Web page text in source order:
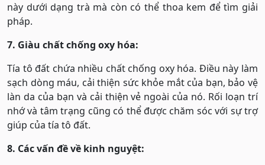
này dưới dạng trà mà còn có thể thoa kem để tìm giải
pháp.
7. Giàu chất chống oxy hóa:
Tía tô đất chứa nhiều chất chống oxy hóa. Điều này làm
sạch dòng máu, cải thiện sức khỏe mắt của bạn, bảo vệ
làn da của bạn và cải thiện vẻ ngoài của nó. Rối loạn trí
nhớ và tâm trạng cũng có thể được chăm sóc với sự trợ
giúp của tía tô đất.
8. Các vấn đề về kinh nguyệt: